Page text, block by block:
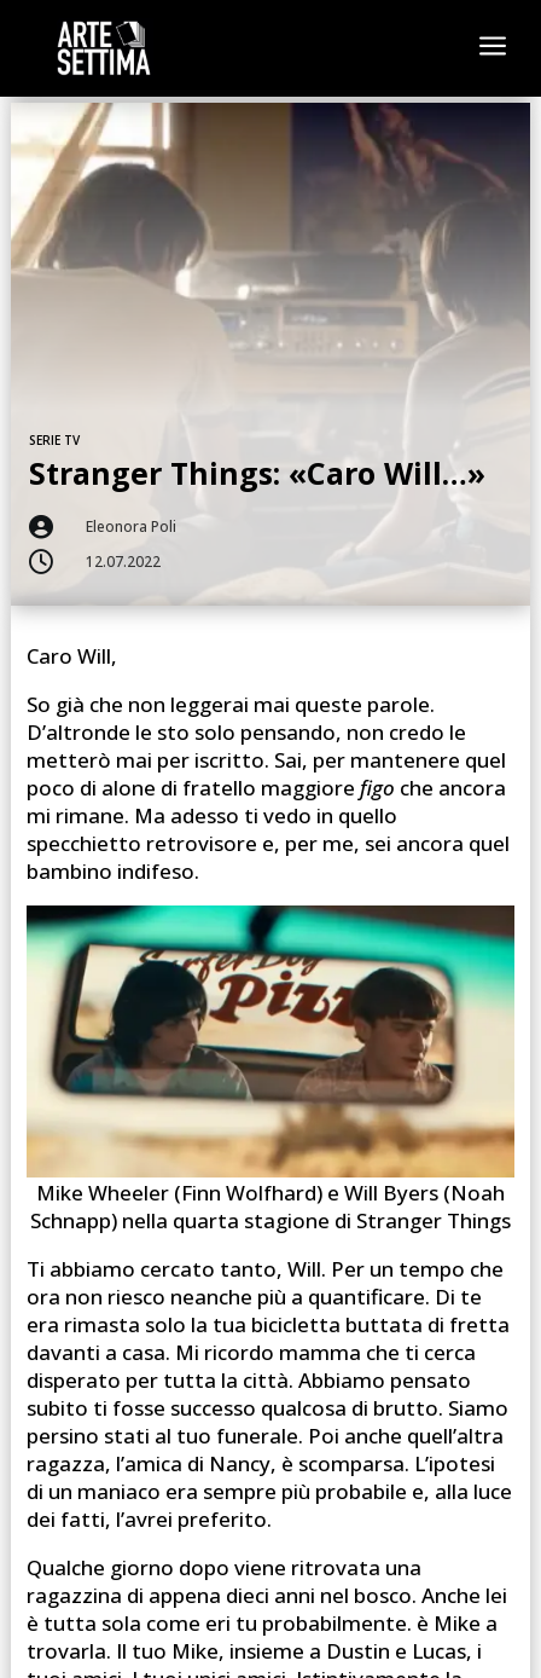
a
SERIE TV
Stranger Things: «Caro Will…»
 Eleonora Poli
 12.07.2022
Caro Will,
So già che non leggerai mai queste parole.
D’altronde le sto solo pensando, non credo le
metterò mai per iscritto. Sai, per mantenere quel
poco di alone di fratello maggiore figo che ancora
mi rimane. Ma adesso ti vedo in quello
specchietto retrovisore e, per me, sei ancora quel
bambino indifeso.
Mike Wheeler (Finn Wolfhard) e Will Byers (Noah
Schnapp) nella quarta stagione di Stranger Things
Ti abbiamo cercato tanto, Will. Per un tempo che
ora non riesco neanche più a quantificare. Di te
era rimasta solo la tua bicicletta buttata di fretta
davanti a casa. Mi ricordo mamma che ti cerca
disperato per tutta la città. Abbiamo pensato
subito ti fosse successo qualcosa di brutto. Siamo
persino stati al tuo funerale. Poi anche quell’altra
ragazza, l’amica di Nancy, è scomparsa. L’ipotesi
di un maniaco era sempre più probabile e, alla luce
dei fatti, l’avrei preferito.
Qualche giorno dopo viene ritrovata una
ragazzina di appena dieci anni nel bosco. Anche lei
è tutta sola come eri tu probabilmente. è Mike a
trovarla. Il tuo Mike, insieme a Dustin e Lucas, i